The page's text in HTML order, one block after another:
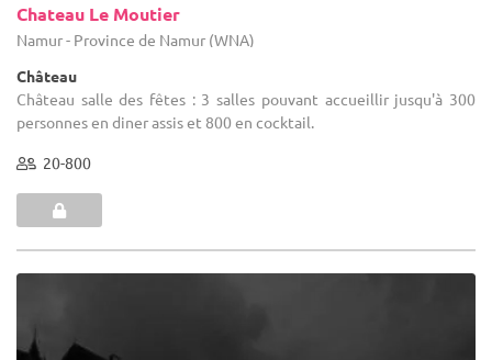
Chateau Le Moutier
Namur - Province de Namur (WNA)
Château
Château salle des fêtes : 3 salles pouvant accueillir jusqu'à 300
personnes en diner assis et 800 en cocktail.
20-800